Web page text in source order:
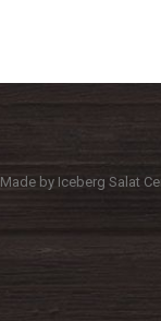
Made by Iceberg Salat